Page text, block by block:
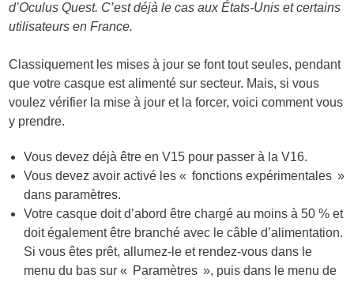
d’Oculus Quest. C’est déjà le cas aux États-Unis et certains
utilisateurs en France.
Classiquement les mises à jour se font tout seules, pendant
que votre casque est alimenté sur secteur. Mais, si vous
voulez vérifier la mise à jour et la forcer, voici comment vous
y prendre.
Vous devez déjà être en V15 pour passer à la V16.
Vous devez avoir activé les « fonctions expérimentales »
dans paramètres.
Votre casque doit d’abord être chargé au moins à 50 % et
doit également être branché avec le câble d’alimentation.
Si vous êtes prêt, allumez-le et rendez-vous dans le
menu du bas sur « Paramètres », puis dans le menu de